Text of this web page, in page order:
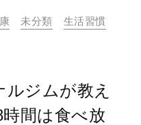
未分類 生活習慣
ルジムが教え
間は食べ放